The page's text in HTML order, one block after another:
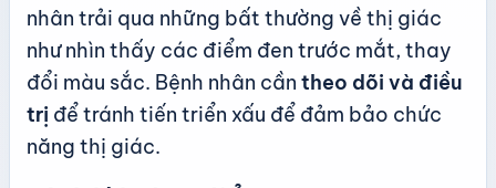
nhân trải qua những bất thường về thị giác
như nhìn thấy các điểm đen trước mắt, thay
đổi màu sắc. Bệnh nhân cần theo dõi và điều
trị để tránh tiến triển xấu để đảm bảo chức
năng thị giác.